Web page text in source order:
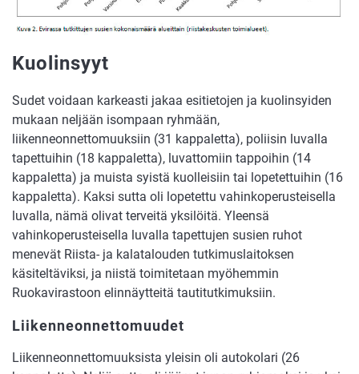
Kuolinsyyt
Sudet voidaan karkeasti jakaa esitietojen ja kuolinsyiden
mukaan neljään isompaan ryhmään,
liikenneonnettomuuksiin (31 kappaletta), poliisin luvalla
tapettuihin (18 kappaletta), luvattomiin tappoihin (14
kappaletta) ja muista syistä kuolleisiin tai lopetettuihin (16
kappaletta). Kaksi sutta oli lopetettu vahinkoperusteisella
luvalla, nämä olivat terveitä yksilöitä. Yleensä
vahinkoperusteisella luvalla tapettujen susien ruhot
menevät Riista- ja kalatalouden tutkimuslaitoksen
käsiteltäviksi, ja niistä toimitetaan myöhemmin
Ruokavirastoon elinnäytteitä tautitutkimuksiin.
Liikenneonnettomuudet
Liikenneonnettomuuksista yleisin oli autokolari (26